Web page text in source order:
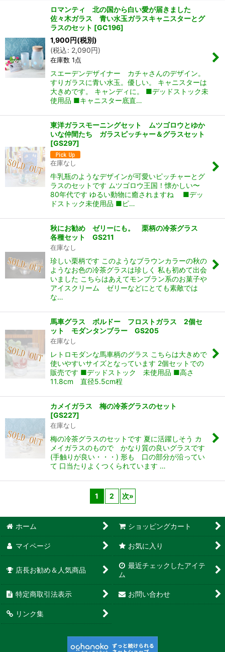
ロマンティ 北の国から白い愛が届きました
佐々木ガラス 青い水玉ガラスキャニスターとグ
ラスのセット [GC196]
1,900円(税別)
(税込: 2,090円)
在庫数 1点
スエーデンデザイナー カチャさんのデザイン。
すりガラスに青い水玉。優しい。 キャニスターは
大きめです。 キャンディに。 ■デッドストック未
使用品 ■キャニスター底直…
東洋ガラスモーニングセット ムツゴロウとゆか
いな仲間たち ガラスピッチャー＆グラスセット
[GS297]
在庫なし
牛乳瓶のようなデザインが可愛いピッチャーとグ
ラスのセットです ムツゴロウ王国！懐かしい〜
80年代です ゆるい動物に癒されますね ■デッ
ドストック未使用品 ■ピ…
秋にお勧め ゼリーにも。 栗柄の冷茶グラス
各種セット GS211
在庫なし
珍しい栗柄です このようなブラウンカラーの秋の
ようなお色の冷茶グラスは珍しく 私も初めて出会
いました こちらはあえてモンブラン系のお菓子や
アイスクリーム ゼリーなどにとても素敵では
な…
馬車グラス ボルドー フロストガラス 2個セ
ット モダンタンブラー GS205
在庫なし
レトロモダンな馬車柄のグラス こちらは大きめで
使いやすいサイズとなっています 2個セットでの
販売です ■デッドストック 未使用品 ■高さ
11.8cm 直径5.5cm程
カメイガラス 梅の冷茶グラスのセット
[GS227]
在庫なし
梅の冷茶グラスのセットです 夏に活躍しそう カ
メイガラスのもので かなり質の良いグラスです
(手触りが良い・・・) 形も 口の部分が沿ってい
て 口当たりよくつくられています …
1 2 次»
ホーム ショッピングカート
マイページ お気に入り
店長お勧め＆人気商品
最近チェックしたアイテ
ム
特定商取引法表示 お問い合わせ
リンク集